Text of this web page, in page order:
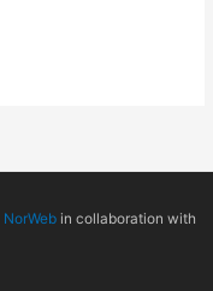
NorWebin collaboration with